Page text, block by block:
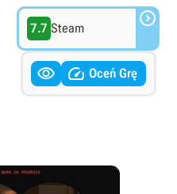
7.7 Steam 
  Oceń Grę